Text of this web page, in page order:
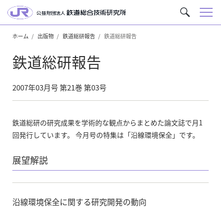
サ
イ
メ
ホーム 出版物 鉄道総研報告 鉄道総研報告
鉄道総研報告
2007年03月号 第21巻 第03号
鉄道総研の研究成果を学術的な観点からまとめた論文誌で月1
回発行しています。 今月号の特集は「沿線環境保全」です。
展望解説
沿線環境保全に関する研究開発の動向